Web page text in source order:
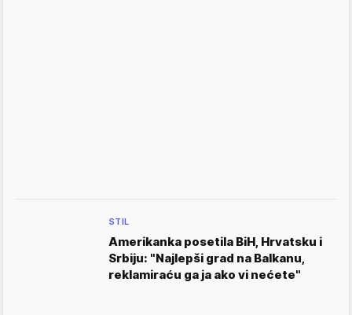
STIL
Amerikanka posetila BiH, Hrvatsku i
Srbiju: "Najlepši grad na Balkanu,
reklamiraću ga ja ako vi nećete"